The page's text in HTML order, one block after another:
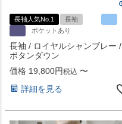
長袖人気No.1
長袖
ポケットあり
長袖 / ロイヤルシャンブレー /
ボタンダウン
価格 19,800 税込 〜
詳細を見る